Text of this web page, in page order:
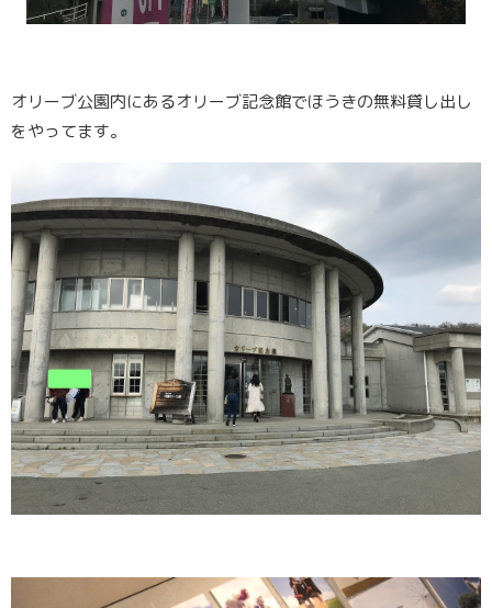
オリーブ公園内にあるオリーブ記念館でほうきの無料貸し出し
をやってます。